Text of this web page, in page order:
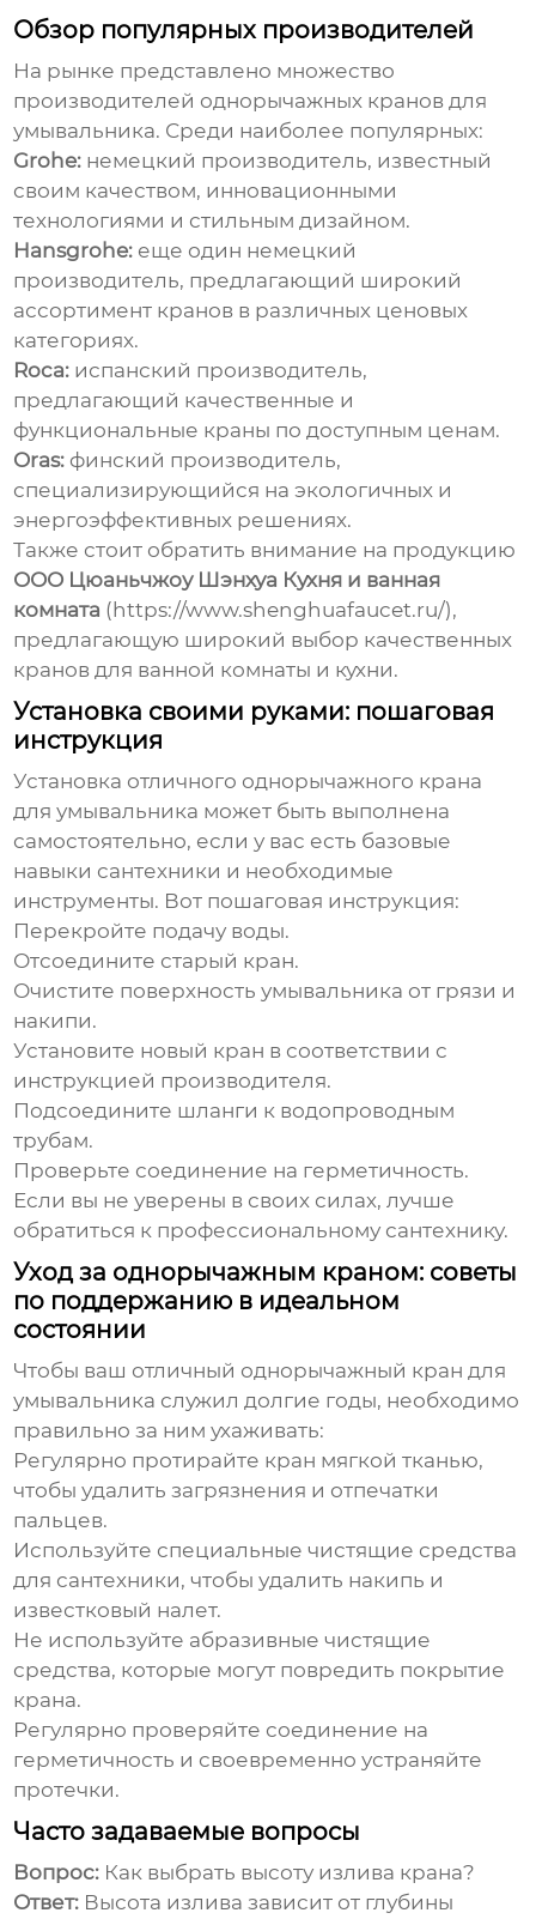
Обзор популярных производителей
На рынке представлено множество
производителей однорычажных кранов для
умывальника. Среди наиболее популярных:
Grohe: немецкий производитель, известный
своим качеством, инновационными
технологиями и стильным дизайном.
Hansgrohe: еще один немецкий
производитель, предлагающий широкий
ассортимент кранов в различных ценовых
категориях.
Roca: испанский производитель,
предлагающий качественные и
функциональные краны по доступным ценам.
Oras: финский производитель,
специализирующийся на экологичных и
энергоэффективных решениях.
Также стоит обратить внимание на продукцию
ООО Цюаньчжоу Шэнхуа Кухня и ванная
комната ( https://www.shenghuafaucet.ru/),
предлагающую широкий выбор качественных
кранов для ванной комнаты и кухни.
Установка своими руками: пошаговая
инструкция
Установка отличного однорычажного крана
для умывальника может быть выполнена
самостоятельно, если у вас есть базовые
навыки сантехники и необходимые
инструменты. Вот пошаговая инструкция:
Перекройте подачу воды.
Отсоедините старый кран.
Очистите поверхность умывальника от грязи и
накипи.
Установите новый кран в соответствии с
инструкцией производителя.
Подсоедините шланги к водопроводным
трубам.
Проверьте соединение на герметичность.
Если вы не уверены в своих силах, лучше
обратиться к профессиональному сантехнику.
Уход за однорычажным краном: советы
по поддержанию в идеальном
состоянии
Чтобы ваш отличный однорычажный кран для
умывальника служил долгие годы, необходимо
правильно за ним ухаживать:
Регулярно протирайте кран мягкой тканью,
чтобы удалить загрязнения и отпечатки
пальцев.
Используйте специальные чистящие средства
для сантехники, чтобы удалить накипь и
известковый налет.
Не используйте абразивные чистящие
средства, которые могут повредить покрытие
крана.
Регулярно проверяйте соединение на
герметичность и своевременно устраняйте
протечки.
Часто задаваемые вопросы
Вопрос: Как выбрать высоту излива крана?
Ответ: Высота излива зависит от глубины